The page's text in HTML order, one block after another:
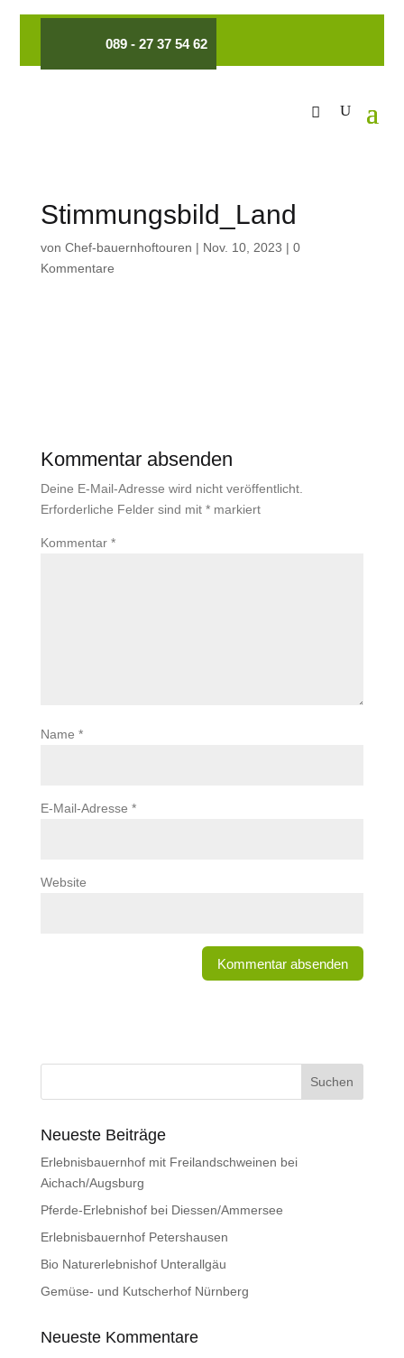
089 - 27 37 54 62
Stimmungsbild_Land
von Chef-bauernhoftouren | Nov. 10, 2023 | 0
Kommentare
Kommentar absenden
Deine E-Mail-Adresse wird nicht veröffentlicht.
Erforderliche Felder sind mit *markiert
Kommentar *
Name *
E-Mail-Adresse *
Website
Neueste Beiträge
Erlebnisbauernhof mit Freilandschweinen bei
Aichach/Augsburg
Pferde-Erlebnishof bei Diessen/Ammersee
Erlebnisbauernhof Petershausen
Bio Naturerlebnishof Unterallgäu
Gemüse- und Kutscherhof Nürnberg
Neueste Kommentare